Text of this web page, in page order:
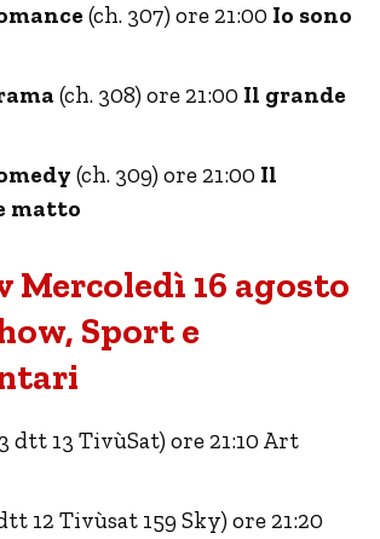
(ch. 307) ore 21:00 Io sono
(ch. 308) ore 21:00 Il grande
(ch. 309) ore 21:00 Il
matto
Mercoledì 16 agosto
Sport e
dtt 13 TivùSat) ore 21:10 Art
12 Tivùsat 159 Sky) ore 21:20